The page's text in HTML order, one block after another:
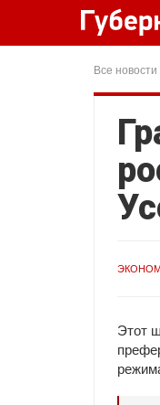
Все новости
Этот